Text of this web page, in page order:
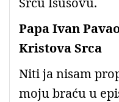
Papa Ivan
Kristova Srca
Niti ja nisam
moju braću u